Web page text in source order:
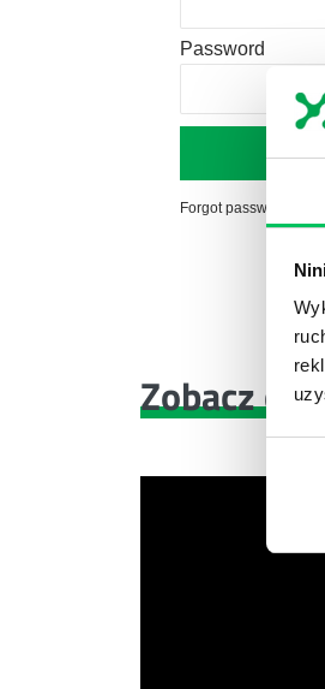
Password
Forgot password?
Zobacz co